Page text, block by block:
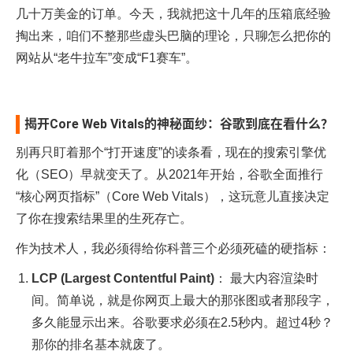
几十万美金的订单。今天，我就把这十几年的压箱底经验
掏出来，咱们不整那些虚头巴脑的理论，只聊怎么把你的
网站从“老牛拉车”变成“F1赛车”。
揭开Core Web Vitals的神秘面纱：谷歌到底在看什么？
别再只盯着那个“打开速度”的读条看，现在的搜索引擎优
化（SEO）早就变天了。从2021年开始，谷歌全面推行
“核心网页指标”（Core Web Vitals），这玩意儿直接决定
了你在搜索结果里的生死存亡。
作为技术人，我必须得给你科普三个必须死磕的硬指标：
LCP (Largest Contentful Paint) ： 最大内容渲染时
间。简单说，就是你网页上最大的那张图或者那段字，
多久能显示出来。谷歌要求必须在2.5秒内。超过4秒？
那你的排名基本就废了。